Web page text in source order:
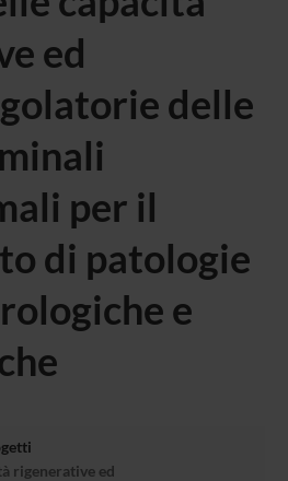
ed
delle
per il
di patologie
e
rigenerative ed